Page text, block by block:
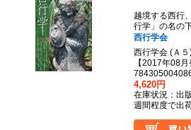
越境する西行
行学」の名の
西行学会
西行学会 (Ａ５
【2017年08
4,620円
在庫状況：出
週間程度で出荷